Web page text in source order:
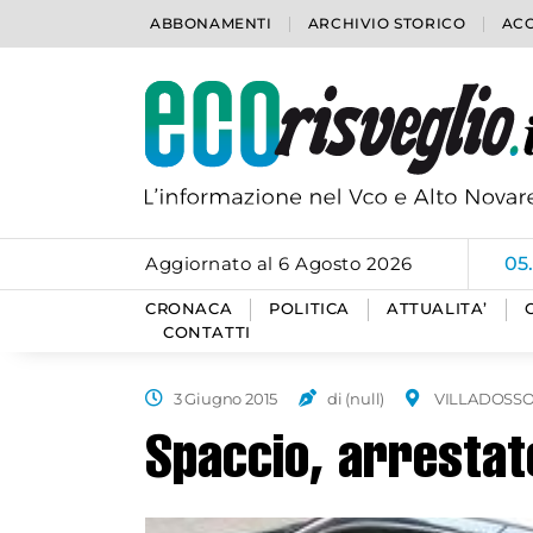
ABBONAMENTI ARCHIVIO STORICO
Aggiornato al 6 Agosto 2026
CRONACA POLITICA ATTUALITA’
CONTATTI
3 Giugno 2015 di (null)
Spaccio,